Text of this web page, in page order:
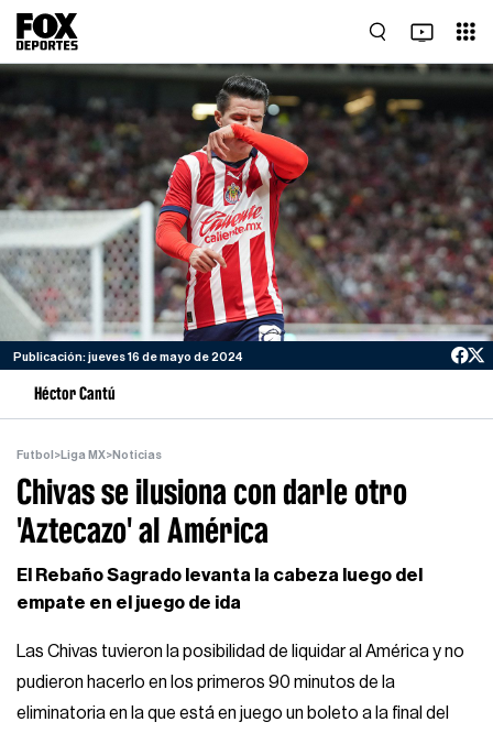
Publicación: jueves 16 de mayo de 2024
Héctor Cantú
Futbol >Liga MX>Noticias
Chivas se ilusiona con darle otro
'Aztecazo' al América
El Rebaño Sagrado levanta la cabeza luego del
empate en el juego de ida
Las Chivas tuvieron la posibilidad de liquidar al América y no
pudieron hacerlo en los primeros 90 minutos de la
eliminatoria en la que está en juego un boleto a la final del